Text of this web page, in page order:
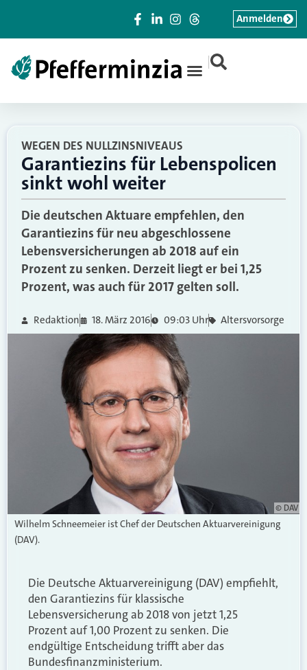
|
Anmelden
WEGEN DES NULLZINSNIVEAUS
Garantiezins für Lebenspolicen
sinkt wohl weiter
Die deutschen Aktuare empfehlen, den
Garantiezins für neu abgeschlossene
Lebensversicherungen ab 2018 auf ein
Prozent zu senken. Derzeit liegt er bei 1,25
Prozent, was auch für 2017 gelten soll.
Redaktion 18. März 2016 09:03 Uhr Altersvorsorge
© DAV
Wilhelm Schneemeier ist Chef der Deutschen Aktuarvereinigung
(DAV).
Die Deutsche Aktuarvereinigung (DAV) empfiehlt,
den Garantiezins für klassische
Lebensversicherung ab 2018 von jetzt 1,25
Prozent auf 1,00 Prozent zu senken. Die
endgültige Entscheidung trifft aber das
Bundesfinanzministerium.